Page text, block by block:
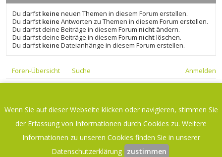
Du darfst keine neuen Themen in diesem Forum erstellen.
Du darfst keine Antworten zu Themen in diesem Forum erstellen.
Du darfst deine Beiträge in diesem Forum nicht ändern.
Du darfst deine Beiträge in diesem Forum nichtlöschen.
Du darfst keine Dateianhänge in diesem Forum erstellen.
Foren-Übersicht Suche Anmelden
Impressum
Aktuelle Zeit: 7. August 2026, 12:36
Wenn Sie auf dieser Webseite klicken oder navigieren, stimmen Sie
der Erfassung von Informationen durch Cookies zu. Weitere
Informationen zu unseren Cookies finden Sie in unserer
Datenschutzerklärung
zustimmen